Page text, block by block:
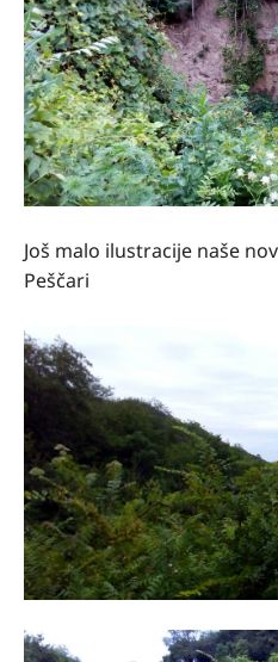
Još malo ilustracije naše
Peščari